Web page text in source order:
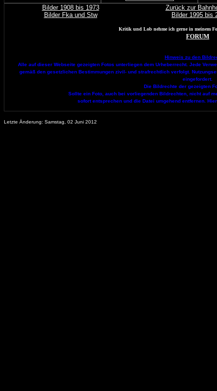
Bilder 1908 bis 1973
Zurück zur
Bilder Fka und Stw
Bilder 1995 bis
Kritik und Lob nehme ich gerne in meinem
FORUM
Hinweis zu den
Alle auf dieser Webseite gezeigten Fotos unterliegen dem Urheberrecht. Jede
gemäß den gesetzlichen Bestimmungen zivil- und strafrechtlich verfolgt.
eingefordert.
Die Bildrechte der gezeigten
Sollte ein Foto, auch bei vorliegenden Bildrechten, nicht auf
sofort entsprechen und die Datei umgehend entfernen.
Letzte Änderung: Samstag, 02 Juni 2012